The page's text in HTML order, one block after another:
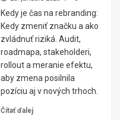
Kedy je čas na rebranding:
Kedy zmeniť značku a ako
zvládnuť riziká. Audit,
roadmapa, stakeholderi,
rollout a meranie efektu,
aby zmena posilnila
pozíciu aj v nových trhoch.
Čítať ďalej